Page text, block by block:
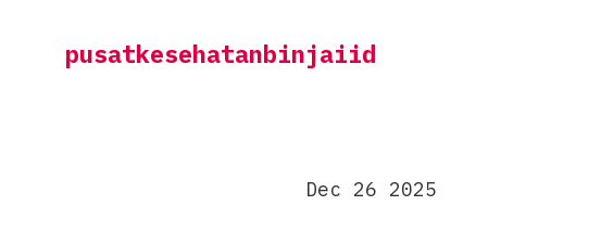
pusatkesehatanbinjaiid
Dec 26 2025